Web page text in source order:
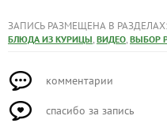
ЗАПИСЬ РАЗМЕЩЕНА В РАЗДЕЛАХ:
БЛЮДА ИЗ КУРИЦЫ, ВИДЕО, ВЫБОР
комментарии
спасибо за запись